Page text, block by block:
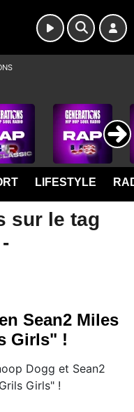
LIFESTYLE
sur le tag
Sean2 Miles
Girls" !
Dogg et Sean2
Girls" !